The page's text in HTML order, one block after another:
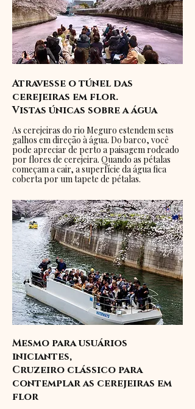
Atravesse o túnel das
cerejeiras em flor.
Vistas únicas sobre a água
As cerejeiras do rio Meguro estendem seus
galhos em direção à água. Do barco, você
pode apreciar de perto a paisagem rodeado
por flores de cerejeira. Quando as pétalas
começam a cair, a superfície da água fica
coberta por um tapete de pétalas.
Mesmo para usuários
iniciantes,
Cruzeiro clássico para
contemplar as cerejeiras em
flor